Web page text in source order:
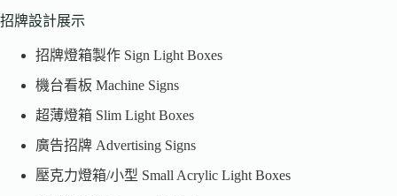
招牌設計展示
招牌燈箱製作 Sign Light Boxes
機台看板 Machine Signs
超薄燈箱 Slim Light Boxes
廣告招牌 Advertising Signs
壓克力燈箱/小型 Small Acrylic Light Boxes